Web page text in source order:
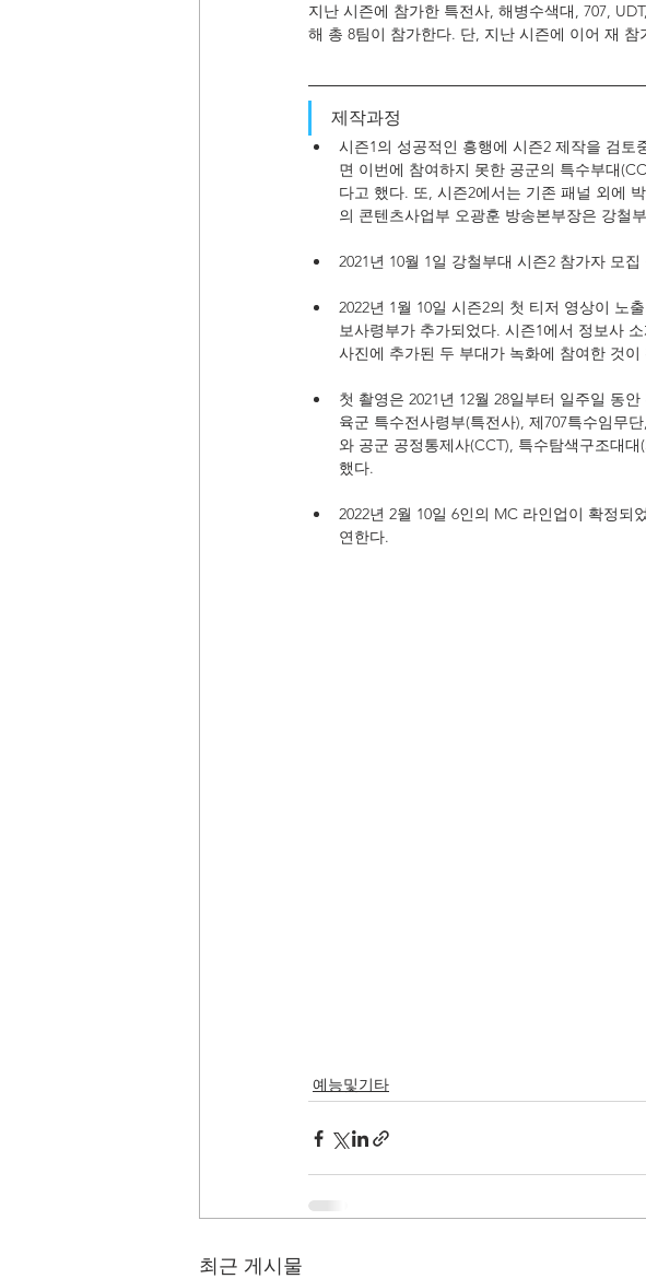
지난 시즌에 참가한 특전사, 해병수색대, 707,
해 총 8팀이 참가한다. 단, 지난 시즌에 이어 재
제작과정
시즌1의 성공적인 흥행에 시즌2 제작을 검
면 이번에 참여하지 못한 공군의 특수부대
다고 했다. 또, 시즌2에서는 기존 패널 외에
의 콘텐츠사업부 오광훈 방송본부장은 강철
2021년 10월 1일 강철부대 시즌2 참가자 모
2022년 1월 10일 시즌2의 첫 티저 영상이 노
보사령부가 추가되었다. 시즌1에서 정보사
사진에 추가된 두 부대가 녹화에 참여한 것
첫 촬영은 2021년 12월 28일부터 일주일 동
육군 특수전사령부(특전사), 제707특수임무
와 공군 공정통제사(CCT), 특수탐색구조대
했다.
2022년 2월 10일 6인의 MC 라인업이 확정
연한다.
예능및기타
최근 게시물